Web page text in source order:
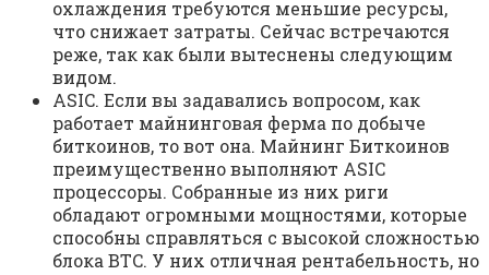
охлаждения требуются меньшие ресурсы,
что снижает затраты. Сейчас встречаются
реже, так как были вытеснены следующим
видом.
ASIC. Если вы задавались вопросом, как
работает майнинговая ферма по добыче
биткоинов, то вот она. Майнинг Биткоинов
преимущественно выполняют ASIC
процессоры. Собранные из них риги
обладают огромными мощностями, которые
способны справляться с высокой сложностью
блока BTC. У них отличная рентабельность, но